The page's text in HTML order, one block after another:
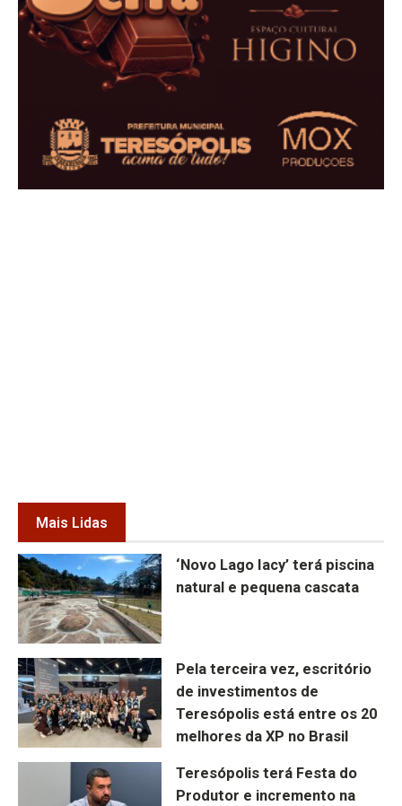
Mais Lidas
‘Novo Lago Iacy’ terá piscina
natural e pequena cascata
Pela terceira vez, escritório
de investimentos de
Teresópolis está entre os 20
melhores da XP no Brasil
Teresópolis terá Festa do
Produtor e incremento na